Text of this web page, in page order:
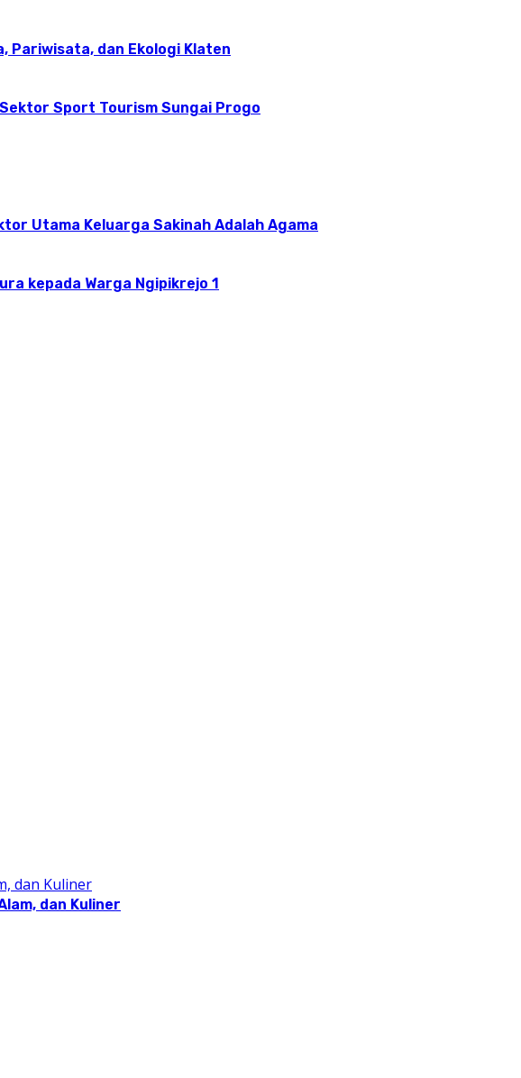
Pariwisata, dan Ekologi Klaten
Sport Tourism Sungai Progo
Utama Keluarga Sakinah Adalah Agama
kepada Warga Ngipikrejo 1
dan Kuliner